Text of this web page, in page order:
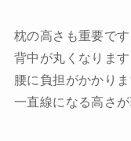
枕の高さも重要で
背中が丸くなりま
腰に負担がかかり
一直線になる高さが